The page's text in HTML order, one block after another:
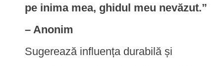
pe inima mea, ghidul meu nevăzut.”
– Anonim
Sugerează influența durabilă și